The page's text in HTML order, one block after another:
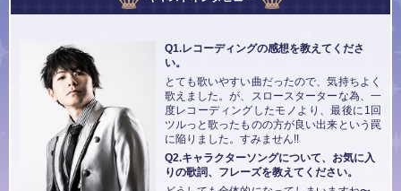
Q1.レコーディングの感想を教えてくださ
い。
とても歌いやすい曲だったので、気持ちよく
歌えました。が、スロースターターな為、一
度レコーディングしたモノより、最後に1回
ツルっと歌ったものの方が良い出来という罠
に陥りました。すみません!!
Q2.キャラクターソングについて、お気に入
りの歌詞、フレーズを教えてください。